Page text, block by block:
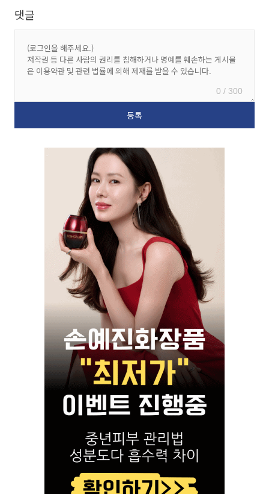
댓글
0 / 300